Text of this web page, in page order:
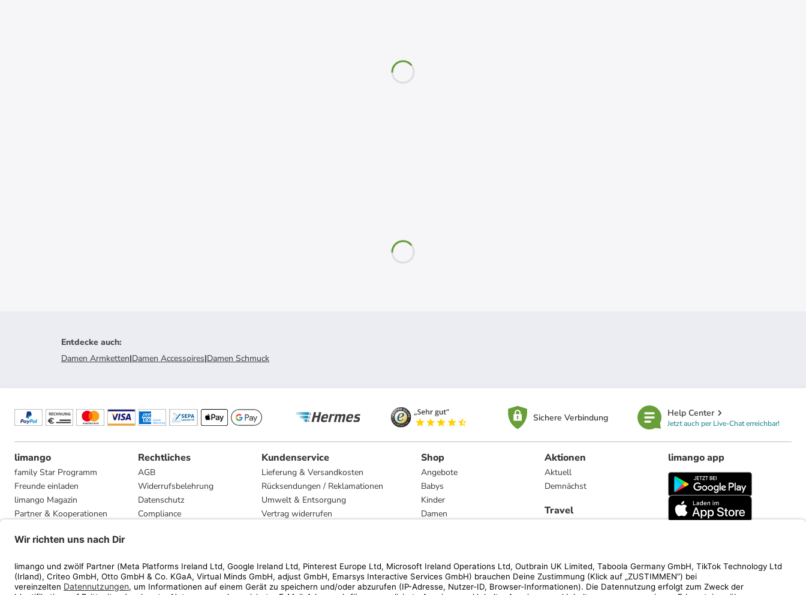
Entdecke auch:
Damen Armketten|Damen Accessoires|Damen Schmuck
Sichere Verbindung Help Center
Jetzt auch per Live-Chat erreichbar!
limango
family Star Programm
Freunde einladen
limango Magazin
Partner & Kooperationen
Presse
Rechtliches
AGB
Widerrufsbelehrung
Datenschutz
Compliance
Kundenservice
Lieferung & Versandkosten
Rücksendungen / Reklamationen
Umwelt & Entsorgung
Vertrag widerrufen
Shop
Angebote
Babys
Kinder
Damen
Marken
Aktionen
Aktuell
Demnächst
Travel
limango app